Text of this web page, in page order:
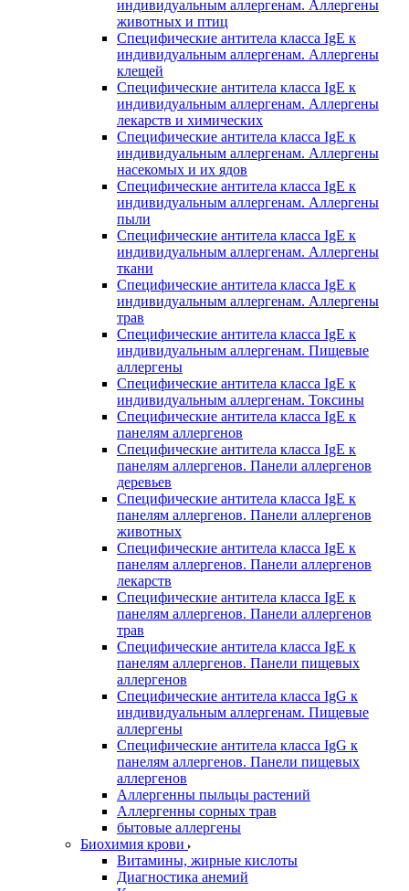
индивидуальным аллергенам. Аллергены
животных и птиц
Специфические антитела класса IgE к
индивидуальным аллергенам. Аллергены
клещей
Специфические антитела класса IgE к
индивидуальным аллергенам. Аллергены
лекарств и химических
Специфические антитела класса IgE к
индивидуальным аллергенам. Аллергены
насекомых и их ядов
Специфические антитела класса IgE к
индивидуальным аллергенам. Аллергены
пыли
Специфические антитела класса IgE к
индивидуальным аллергенам. Аллергены
ткани
Специфические антитела класса IgE к
индивидуальным аллергенам. Аллергены
трав
Специфические антитела класса IgE к
индивидуальным аллергенам. Пищевые
аллергены
Специфические антитела класса IgE к
индивидуальным аллергенам. Токсины
Специфические антитела класса IgE к
панелям аллергенов
Специфические антитела класса IgE к
панелям аллергенов. Панели аллергенов
деревьев
Специфические антитела класса IgE к
панелям аллергенов. Панели аллергенов
животных
Специфические антитела класса IgE к
панелям аллергенов. Панели аллергенов
лекарств
Специфические антитела класса IgE к
панелям аллергенов. Панели аллергенов
трав
Специфические антитела класса IgE к
панелям аллергенов. Панели пищевых
аллергенов
Специфические антитела класса IgG к
индивидуальным аллергенам. Пищевые
аллергены
Специфические антитела класса IgG к
панелям аллергенов. Панели пищевых
аллергенов
Аллергенны пыльцы растений
Аллергенны сорных трав
бытовые аллергены
Биохимия крови
Витамины, жирные кислоты
Диагностика анемий